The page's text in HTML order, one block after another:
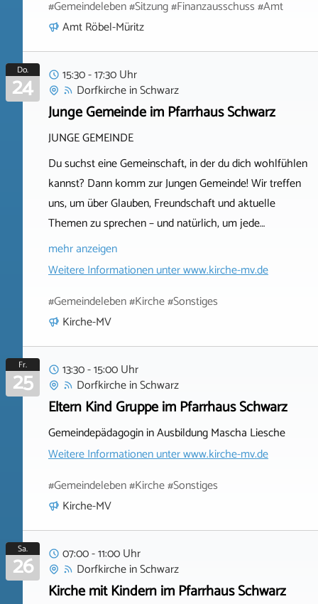
#Gemeindeleben #Sitzung #Finanzausschuss #Amt
Amt Röbel-Müritz
Do.
24
15:30 - 17:30 Uhr
DorfkircheinSchwarz
Junge Gemeinde im Pfarrhaus Schwarz
JUNGE GEMEINDE
Du suchst eine Gemeinschaft, in der du dich wohlfühlen
kannst? Dann komm zur Jungen Gemeinde! Wir treffen
uns, um über Glauben, Freundschaft und aktuelle
Themen zu sprechen – und natürlich, um jede…
mehr anzeigen
Weitere Informationen unterwww.kirche-mv.de
#Gemeindeleben #Kirche #Sonstiges
Kirche-MV
Fr.
25
13:30 - 15:00 Uhr
DorfkircheinSchwarz
Eltern Kind Gruppe im Pfarrhaus Schwarz
Gemeindepädagogin in Ausbildung Mascha Liesche
Weitere Informationen unterwww.kirche-mv.de
#Gemeindeleben #Kirche #Sonstiges
Kirche-MV
Sa.
26
07:00 - 11:00 Uhr
DorfkircheinSchwarz
Kirche mit Kindern im Pfarrhaus Schwarz